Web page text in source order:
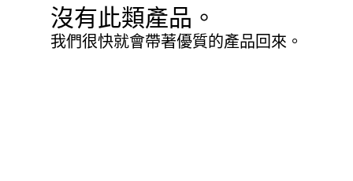
沒有此類產品。
我們很快就會帶著優質的產品回來。